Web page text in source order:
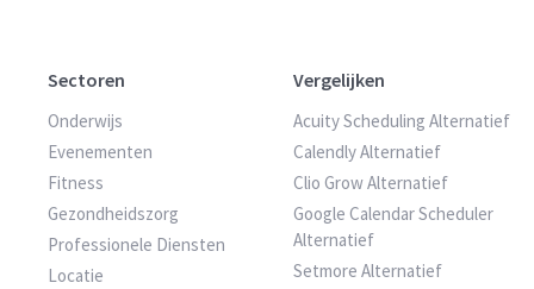
Sectoren
Onderwijs
Evenementen
Fitness
Gezondheidszorg
Professionele Diensten
Locatie
Vergelijken
Acuity Scheduling Alternatief
Calendly Alternatief
Clio Grow Alternatief
Google Calendar Scheduler
Alternatief
Setmore Alternatief